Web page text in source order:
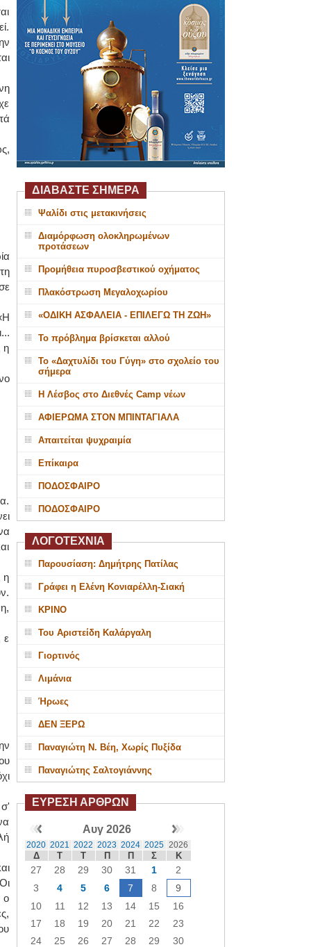
η
η
ε
σ'
ο
ΔΙΑΒΑΣΤΕ ΣΗΜΕΡΑ
Ψαλίδι στις μετακινήσεις
Διαμόρφωση ολοκληρωμένων
προτάσεων
Προμήθεια πυροσβεστικού οχήματος
Πλακόστρωση Μεγαλοχωρίου
«ΟΔΙΚΗ ΑΣΦΑΛΕΙΑ - ΕΠΙΛΕΓΩ ΤΗ ΖΩΗ»
Το πρόβλημα βρίσκεται αλλού
Το «Δαχτυλίδι του Γύγη» στο σχολείο του
σήμερα
Η Λέσβος στο Διεθνές Camp νέων
ΑΦΙΕΡΩΜΑ ΣΤΟΝ ΜΠΙΝΤΑΓΙΑΛΑ
Απαιτείται ψυχραιμία
Επίκαιρα
ΠΟΔΟΣΦΑΙΡΟ
ΠΟΔΟΣΦΑΙΡΟ
ΛΟΓΟΤΕΧΝΙΑ
Παρουσίαση: Δημήτρης Πατίλας
Γράφει η Ελένη Κονιαρέλλη-Σιακή
ΚΡΙΝΟ
Του Αριστείδη Καλάργαλη
Γιορτινός
Λιμάνια
Ήρωες
ΔΕΝ ΞΕΡΩ
Παναγιώτη Ν. Βέη, Χωρίς Πυξίδα
Παναγιώτης Σαλτογιάννης
ΕΥΡΕΣΗ ΑΡΘΡΩΝ
Αυγ 2026
2020 2021 2022 2023 2024 2025 2026
Δ Τ Τ Π Π Σ Κ
27 28 29 30 31 1
2
3
4 5 6 7 8
9
10
11 12 13 14 15
16
17
18 19 20 21 22
23
24
25 26 27 28 29
30